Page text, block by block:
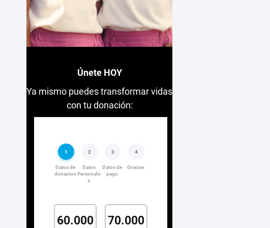
Únete HOY
Ya mismo puedes transformar vidas
con tu donación: